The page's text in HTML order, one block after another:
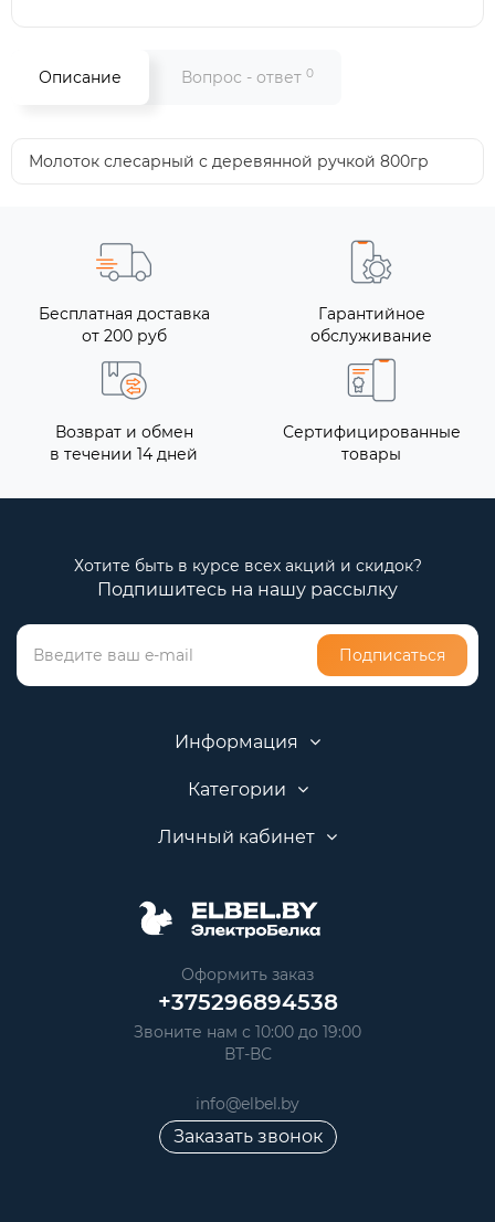
Описание Вопрос - ответ 0
Молоток слесарный с деревянной ручкой 800гр
Бесплатная доставка
от 200 руб
Гарантийное
обслуживание
Возврат и обмен
в течении 14 дней
Сертифицированные
товары
Хотите быть в курсе всех акций и скидок?
Подпишитесь на нашу рассылку
Подписаться
Информация
Категории
Личный кабинет
Оформить заказ
+375296894538
Звоните нам с 10:00 до 19:00
ВТ-ВС
info@elbel.by
Заказать звонок